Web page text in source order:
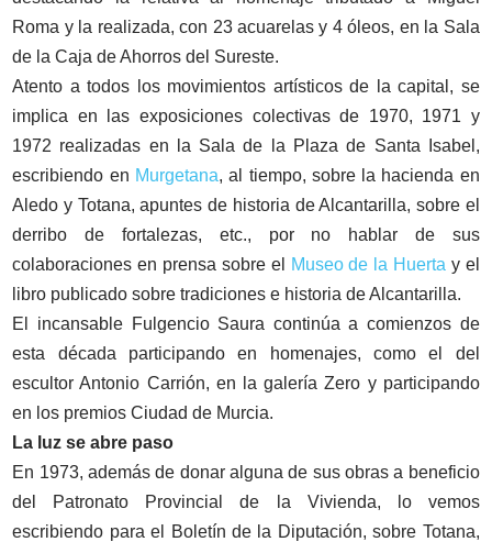
Roma y la realizada, con 23 acuarelas y 4 óleos, en la Sala
de la Caja de Ahorros del Sureste.
Atento a todos los movimientos artísticos de la capital, se
implica en las exposiciones colectivas de 1970, 1971 y
1972 realizadas en la Sala de la Plaza de Santa Isabel,
escribiendo en Murgetana, al tiempo, sobre la hacienda en
Aledo y Totana, apuntes de historia de Alcantarilla, sobre el
derribo de fortalezas, etc., por no hablar de sus
colaboraciones en prensa sobre el
Museo de la Huerta y el
libro publicado sobre tradiciones e historia de Alcantarilla.
El incansable Fulgencio Saura continúa a comienzos de
esta década participando en homenajes, como el del
escultor Antonio Carrión, en la galería Zero y participando
en los premios Ciudad de Murcia.
La luz se abre paso
En 1973, además de donar alguna de sus obras a beneficio
del Patronato Provincial de la Vivienda, lo vemos
escribiendo para el Boletín de la Diputación, sobre Totana,